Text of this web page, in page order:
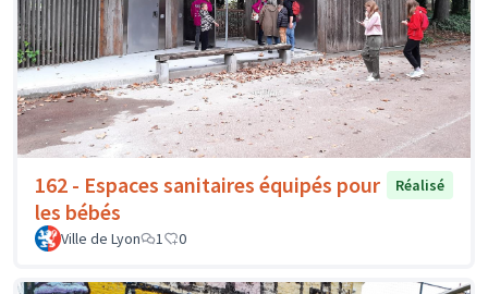
162 - Espaces sanitaires équipés pour
les bébés
Réalisé
Ville de Lyon 1 0